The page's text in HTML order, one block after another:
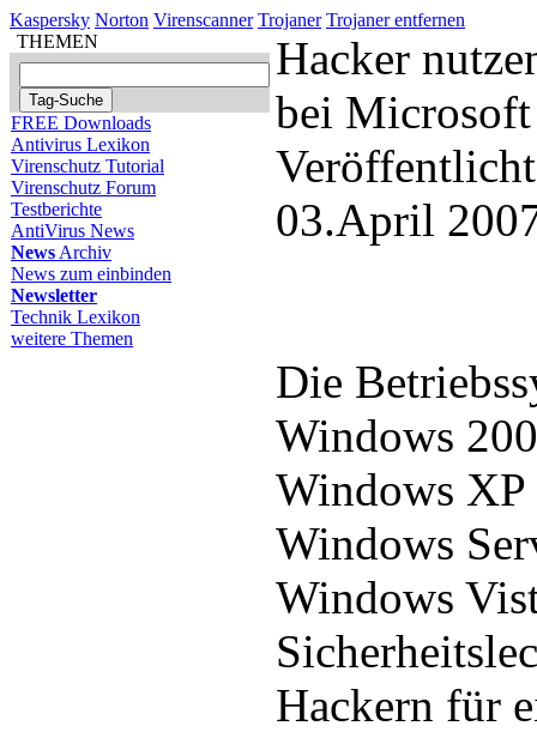
Kaspersky Norton Virenscanner Trojaner Trojaner entfernen
THEMEN
FREE Downloads
Antivirus Lexikon
Virenschutz Tutorial
Virenschutz Forum
Testberichte
AntiVirus News
News Archiv
News zum einbinden
Newsletter
Technik Lexikon
weitere Themen
Hacker
bei
03.April
Die
Windows
Windows XP
Windows
Windows
Hackern für